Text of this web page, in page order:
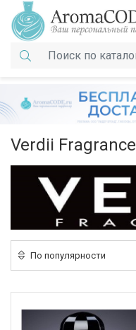
Verdii Fragrance
По популярности